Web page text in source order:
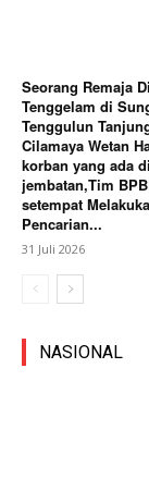
Seorang Remaja
Tenggelam di
Tenggulun
Cilamaya Wetan
korban yang ada di
jembatan,Tim
setempat
Pencarian...
31 Juli 2026
NASIONAL